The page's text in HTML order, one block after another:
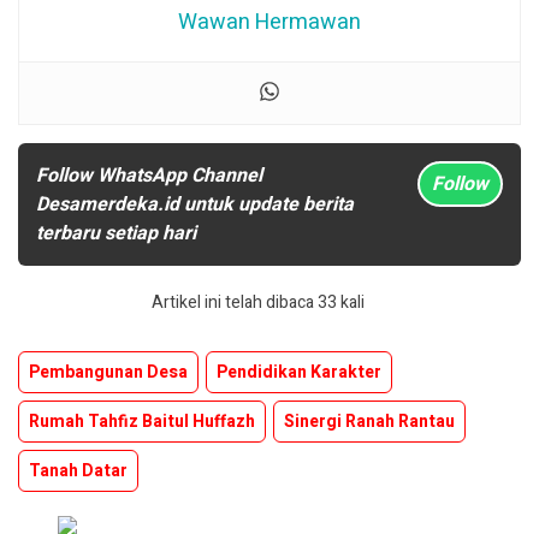
Wawan Hermawan
Follow WhatsApp Channel
Desamerdeka.id untuk update berita
terbaru setiap hari
Follow
Artikel ini telah dibaca 33 kali
Pembangunan Desa
Pendidikan Karakter
Rumah Tahfiz Baitul Huffazh
Sinergi Ranah Rantau
Tanah Datar